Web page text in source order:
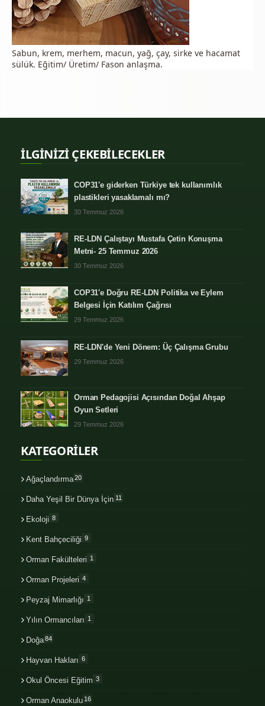
Sabun, krem, merhem, macun, yağ, çay, sirke ve hacamat
sülük. Eğitim/ Üretim/ Fason anlaşma.
İLGİNİZİ ÇEKEBİLECEKLER
COP31'e giderken Türkiye tek kullanımlık
plastikleri yasaklamalı mı?
30 Temmuz 2026
RE-LDN Çalıştayı Mustafa Çetin Konuşma
Metni- 25 Temmuz 2026
30 Temmuz 2026
COP31'e Doğru RE-LDN Politika ve Eylem
Belgesi İçin Katılım Çağrısı
29 Temmuz 2026
RE-LDN'de Yeni Dönem: Üç Çalışma Grubu
29 Temmuz 2026
Orman Pedagojisi Açısından Doğal Ahşap
Oyun Setleri
29 Temmuz 2026
KATEGORİLER
Ağaçlandırma20
Daha Yeşil Bir Dünya İçin 11
Ekoloji 8
Kent Bahçeciliği 9
Orman Fakülteleri 1
Orman Projeleri 4
Peyzaj Mimarlığı 1
Yılın Ormancıları 1
Doğa84
Hayvan Hakları 6
Okul Öncesi Eğitim 3
Orman Anaokulu 16